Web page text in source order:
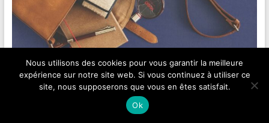
Le sac bohème est un incontournable pour tous ceux qui
recherchent une alternative stylée et pratique aux sacs de
Nous utilisons des cookies pour vous garantir la meilleure
expérience sur notre site web. Si vous continuez à utiliser ce
site, nous supposerons que vous en êtes satisfait.
Ok